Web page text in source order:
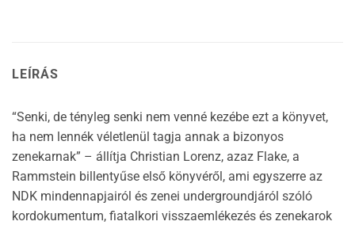
LEÍRÁS
“Senki, de tényleg senki nem venné kezébe ezt a könyvet,
ha nem lennék véletlenül tagja annak a bizonyos
zenekarnak” – állítja Christian Lorenz, azaz Flake, a
Rammstein billentyűse első könyvéről, ami egyszerre az
NDK mindennapjairól és zenei undergroundjáról szóló
kordokumentum, fiatalkori visszaemlékezés és zenekarok